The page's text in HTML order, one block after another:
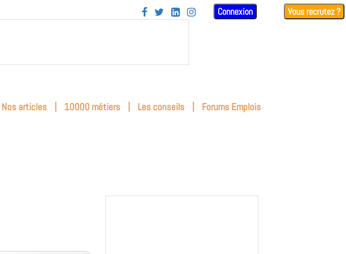
    Connexion Vous recrutez ?
Nos articles | 10000 métiers | Les conseils | Forums Emplois